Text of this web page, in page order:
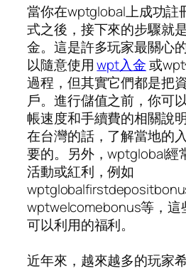
當你在wptglobal上成功註
式之後，接下來的步驟就
金。這是許多玩家最關心
以隨意使用wpt入金或
過程，但其實它們都是把
戶。進行儲值之前，你可
帳速度和手續費的相關說
在台灣的話，了解當地的
要的。另外，wptglobal經
活動或紅利，例如
wptwelcomebonus等，這
可以利用的福利。
近年來，越來越多的玩家